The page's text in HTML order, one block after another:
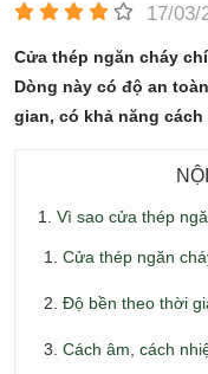
17/03/
Cửa thép ngăn cháy
Dòng này có độ an
gian, có khả năng cách
Vì sao cửa thép
Cửa thép ngăn
Độ bền theo thời
Cách âm, cách